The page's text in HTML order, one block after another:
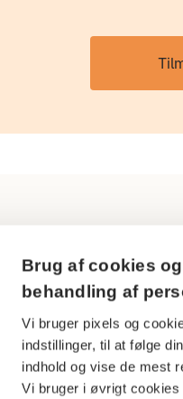
Brug af cookies
behandling af
Vi bruger pixels og
indstillinger, til at følge
indhold og vise de mest
Vi bruger i øvrigt
29
Nordhavn
nr 18 53 08 99